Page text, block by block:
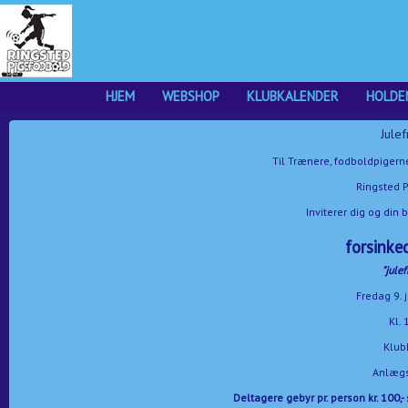
HJEM WEBSHOP KLUBKALENDER
Til Trænere,
Ringsted
Inviterer dig og din
Fredag ​​9.
Kl.
Deltagere gebyr pr. person kr.